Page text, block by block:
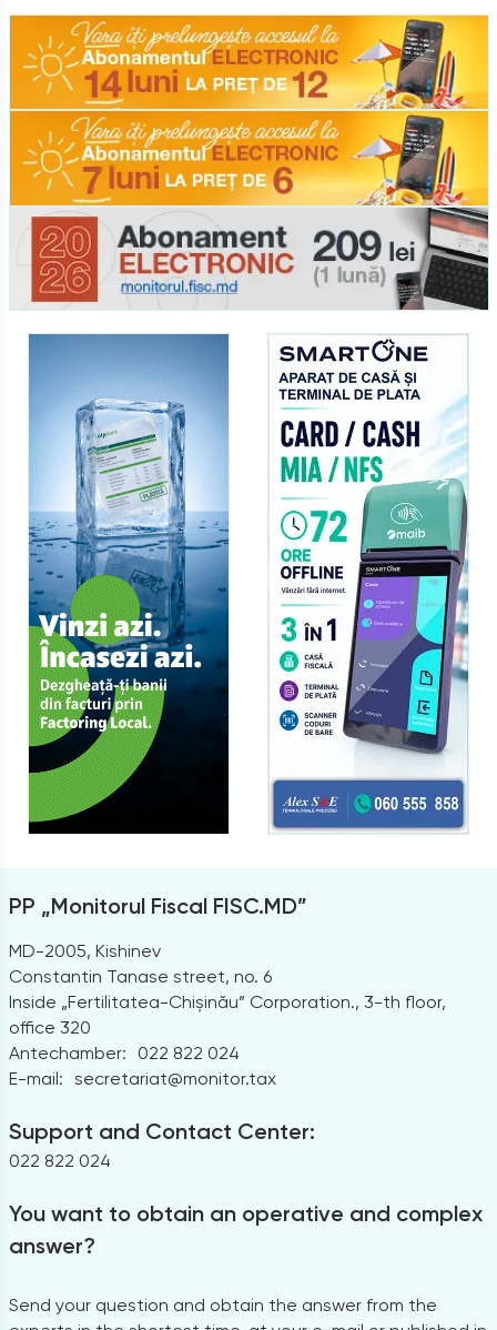
PP „Monitorul Fiscal FISC.MD”
MD-2005, Kishinev
Constantin Tanase street, no. 6
Inside „Fertilitatea-Chișinău” Corporation., 3-th floor,
office 320
Antechamber:
022 822 024
E-mail: secretariat@monitor.tax
Support and Contact Center:
022 822 024
You want to obtain an operative and complex
answer?
Send your question and obtain the answer from the